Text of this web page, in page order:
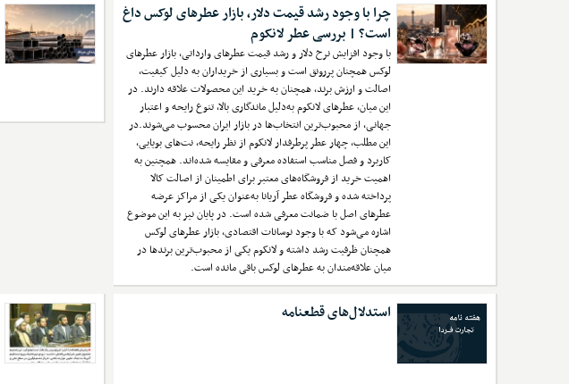
چرا با وجود رشد قیمت دلار، بازار عطرهای لوکس داغ
است؟ | بررسی عطر لانکوم
با وجود افزایش نرخ دلار و رشد قیمت عطرهای وارداتی، بازار عطرهای
لوکس همچنان پررونق است و بسیاری از خریداران به دلیل کیفیت،
اصالت و ارزش برند، همچنان به خرید این محصولات علاقه دارند. در
این میان، عطرهای لانکوم به‌دلیل ماندگاری بالا، تنوع رایحه و اعتبار
جهانی، از محبوب‌ترین انتخاب‌ها در بازار ایران محسوب می‌شوند.در
این مطلب، چهار عطر پرطرفدار لانکوم از نظر رایحه، نت‌های بویایی،
کاربرد و فصل مناسب استفاده معرفی و مقایسه شده‌اند. همچنین به
اهمیت خرید از فروشگاه‌های معتبر برای اطمینان از اصالت کالا
پرداخته شده و فروشگاه عطر آریانا به‌عنوان یکی از مراکز عرضه
عطرهای اصل با ضمانت معرفی شده است. در پایان نیز به این موضوع
اشاره می‌شود که با وجود نوسانات اقتصادی، بازار عطرهای لوکس
همچنان ظرفیت رشد داشته و لانکوم یکی از محبوب‌ترین برندها در
میان علاقه‌مندان به عطرهای لوکس باقی مانده است.
استدلال‌های قطعنامه